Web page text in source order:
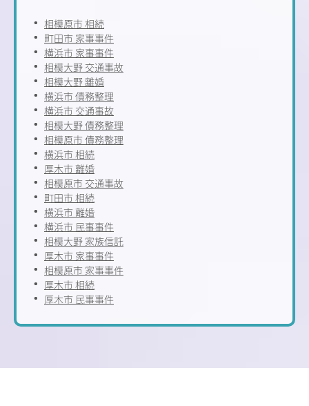
相模原市 相続
町田市 家事事件
横浜市 家事事件
相模大野 交通事故
相模大野 離婚
横浜市 債務整理
横浜市 交通事故
相模大野 債務整理
相模原市 債務整理
横浜市 相続
厚木市 離婚
相模原市 交通事故
町田市 相続
横浜市 離婚
横浜市 民事事件
相模大野 家族信託
厚木市 家事事件
相模原市 家事事件
厚木市 相続
厚木市 民事事件